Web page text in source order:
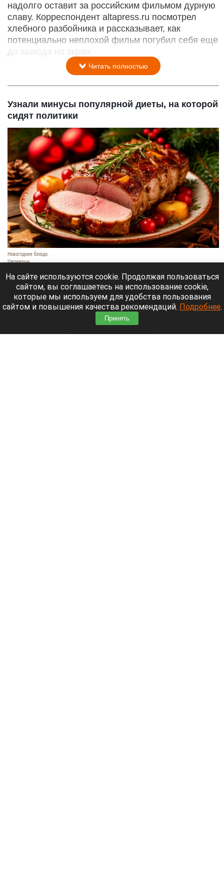
надолго оставит за российским фильмом дурную
славу. Корреспондент altapress.ru посмотрел
хлебного разбойника и рассказывает, как
потенциально неплохой фильм погубил себя еще
до выхода на экран.
Читать полностью
Узнали минусы популярной диеты, на которой
сидят политики
Новогоднее блюдо.
Шедеврум
7 августа 2026 в 15:00
Диета, основанная на красном мясе и квашеной
капусте, может повысить риск запоров, болезней
кишечника и сердца. Гастроэнтеролог объяснил,
почему такой рацион опасен.
На сайте используются cookie. Продолжая пользоваться
сайтом, вы соглашаетесь на использование cookie,
которые мы используем для удобства пользования
сайтом и повышения качества рекомендаций. Подробнее.
Принять